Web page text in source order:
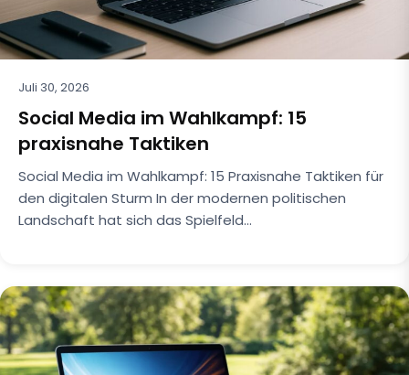
Juli 30, 2026
Social Media im Wahlkampf: 15
praxisnahe Taktiken
Social Media im Wahlkampf: 15 Praxisnahe Taktiken für
den digitalen Sturm In der modernen politischen
Landschaft hat sich das Spielfeld…